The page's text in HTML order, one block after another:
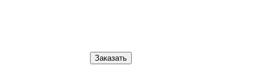
Заказать